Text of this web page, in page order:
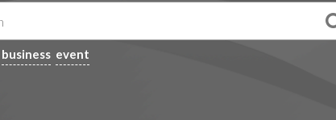
business event